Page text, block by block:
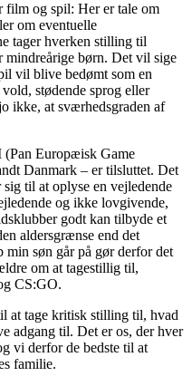
film og spil: Her er tale om
om eventuelle
tager hverken stilling til
mindreårige børn. Det vil sige
vil blive bedømt som en
stødende sprog eller
ikke, at sværhedsgraden af
(Pan Europæisk Game
Danmark – er tilsluttet. Det
til at oplyse en vejledende
og ikke lovgivende,
godt kan tilbyde et
aldersgrænse end det
søn går på gør derfor det
om at tagestillig til,
CS:GO.
at tage kritisk stilling til, hvad
adgang til. Det er os, der hver
vi derfor de bedste til at
familie.